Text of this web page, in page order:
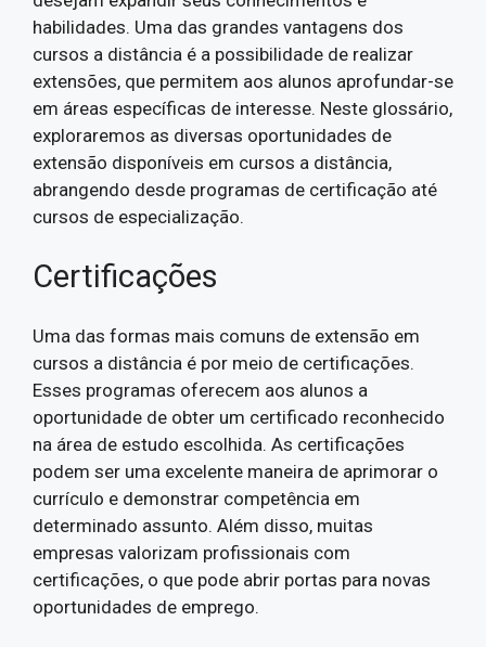
habilidades. Uma das grandes vantagens dos
cursos a distância é a possibilidade de realizar
extensões, que permitem aos alunos aprofundar-se
em áreas específicas de interesse. Neste glossário,
exploraremos as diversas oportunidades de
extensão disponíveis em cursos a distância,
abrangendo desde programas de certificação até
cursos de especialização.
Certificações
Uma das formas mais comuns de extensão em
cursos a distância é por meio de certificações.
Esses programas oferecem aos alunos a
oportunidade de obter um certificado reconhecido
na área de estudo escolhida. As certificações
podem ser uma excelente maneira de aprimorar o
currículo e demonstrar competência em
determinado assunto. Além disso, muitas
empresas valorizam profissionais com
certificações, o que pode abrir portas para novas
oportunidades de emprego.